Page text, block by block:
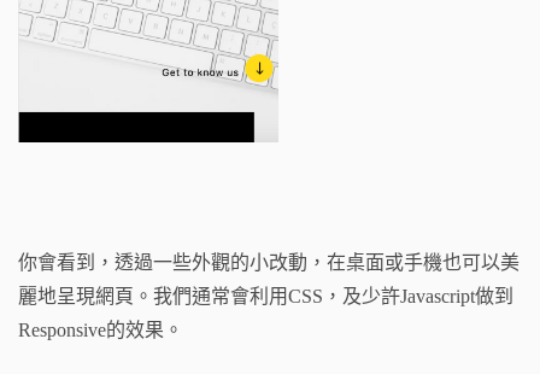
你會看到，透過一些外觀的小改動，在桌面或手機也可以美
麗地呈現網頁。我們通常會利用CSS，及少許Javascript做到
Responsive的效果。